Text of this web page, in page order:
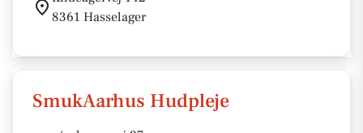
8361 Hasselager
SmukAarhus Hudpleje